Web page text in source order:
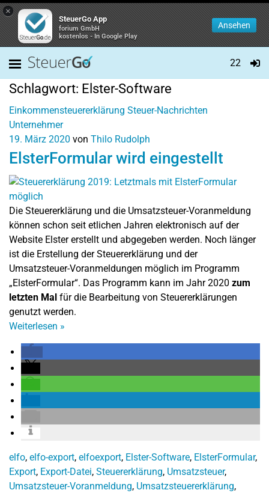
×
SteuerGo App
forium GmbH
kostenlos - In Google Play
Ansehen
22
Schlagwort: Elster-Software
Einkommensteuererklärung Steuer-Nachrichten
Unternehmer
19. März 2020 von Thilo Rudolph
ElsterFormular wird eingestellt
Die Steuererklärung und die Umsatzsteuer-Voranmeldung
können schon seit etlichen Jahren elektronisch auf der
Website Elster erstellt und abgegeben werden. Noch länger
ist die Erstellung der Steuererklärung und der
Umsatzsteuer-Voranmeldungen möglich im Programm
„ElsterFormular“. Das Programm kann im Jahr 2020 zum
letzten Mal für die Bearbeitung von Steuererklärungen
genutzt werden.
Weiterlesen »
elfo, elfo-export, elfoexport, Elster-Software, ElsterFormular,
Export, Export-Datei, Steuererklärung, Umsatzsteuer,
Umsatzsteuer-Voranmeldung, Umsatzsteuererklärung,